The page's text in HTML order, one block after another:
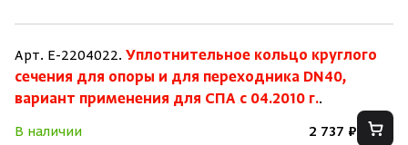
Арт. E-2204022. Уплотнительное кольцо круглого
сечения для опоры и для переходника DN40,
вариант применения для СПА с 04.2010 г..
В наличии
2 737 ₽